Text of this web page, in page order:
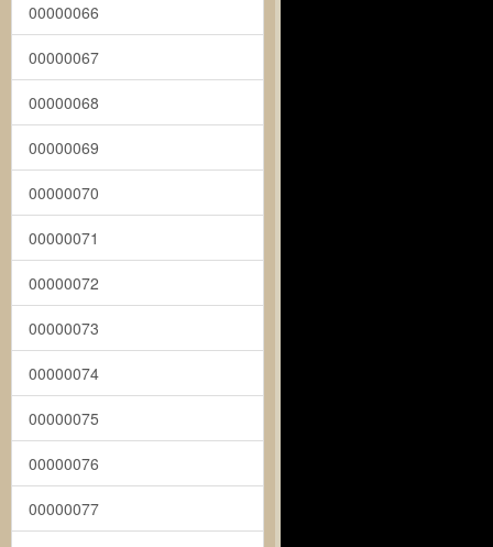
00000066
00000067
00000068
00000069
00000070
00000071
00000072
00000073
00000074
00000075
00000076
00000077